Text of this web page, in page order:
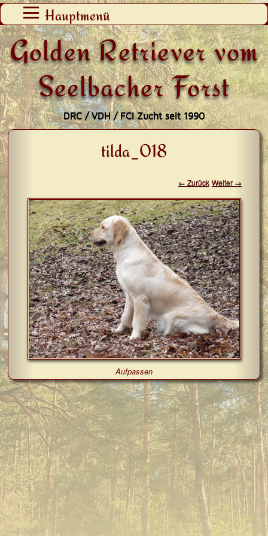
Golden Retriever vom
Seelbacher Forst
DRC / VDH / FCI Zucht seit 1990
Hauptmenü
Zum
Inhalt
springen
tilda_018
← Zurück Weiter →
Aufpassen